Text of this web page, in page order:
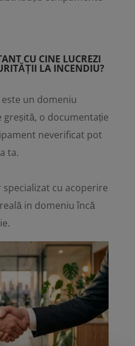
CU CINE LUCREZI
LA INCENDIU?
un domeniu
o documentație
neverificat pot
ta.
cu acoperire
in domeniu încă